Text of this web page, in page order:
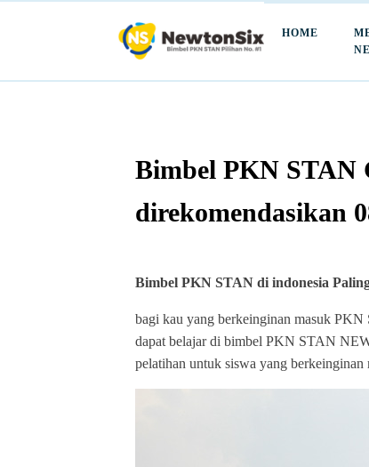
HOME
Bimbel PKN STAN
direkomendasikan
Bimbel PKN STAN di indonesia
bagi kau yang berkeinginan masuk
dapat belajar di bimbel PKN STAN
pelatihan untuk siswa yang